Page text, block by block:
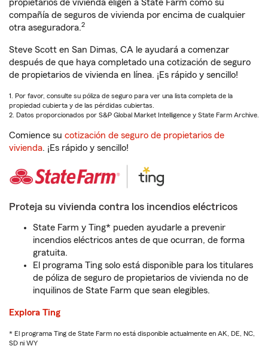
propietarios de vivienda eligen a State Farm como su
compañía de seguros de vivienda por encima de cualquier
otra aseguradora.2
Steve Scott en San Dimas, CA le ayudará a comenzar
después de que haya completado una cotización de seguro
de propietarios de vivienda en línea. ¡Es rápido y sencillo!
1. Por favor, consulte su póliza de seguro para ver una lista completa de la
propiedad cubierta y de las pérdidas cubiertas.
2. Datos proporcionados por S&P Global Market Intelligence y State Farm Archive.
Comience su cotización de seguro de propietarios de
vivienda. ¡Es rápido y sencillo!
Proteja su vivienda contra los incendios eléctricos
State Farm y Ting* pueden ayudarle a prevenir
incendios eléctricos antes de que ocurran, de forma
gratuita.
El programa Ting solo está disponible para los titulares
de póliza de seguro de propietarios de vivienda no de
inquilinos de State Farm que sean elegibles.
Explora Ting
* El programa Ting de State Farm no está disponible actualmente en AK, DE, NC,
SD ni WY